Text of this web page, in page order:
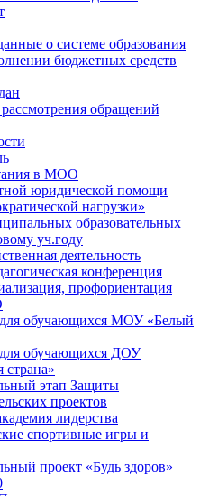
о системе образования
бюджетных средств
обращений
в МОО
юридической помощи
нагрузки»
образовательных
уч.году
деятельность
конференция
профориентация
обучающихся МОУ «Белый
обучающихся ДОУ
страна»
этап Защиты
проектов
лидерства
спортивные игры и
проект «Будь здоров»